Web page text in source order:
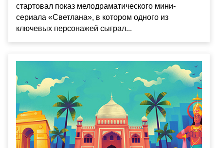
стартовал показ мелодраматического мини-
сериала «Светлана», в котором одного из
ключевых персонажей сыграл...